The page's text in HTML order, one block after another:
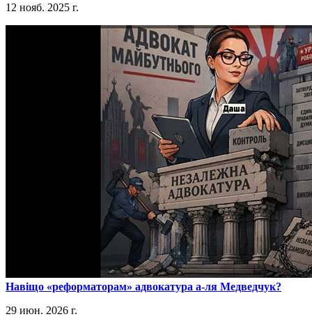
12 нояб. 2025 г.
​Навіщо «реформаторам» адвокатура а-ля Медведчук?
29 июн. 2026 г.